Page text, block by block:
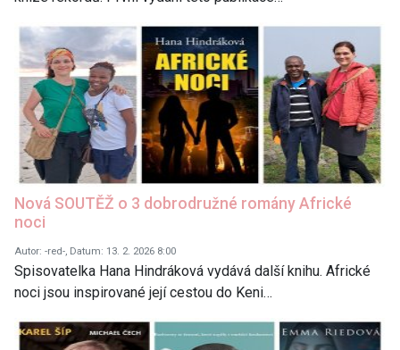
Nová SOUTĚŽ o 3 dobrodružné romány Africké
noci
Autor: -red-, Datum: 13. 2. 2026 8:00
Spisovatelka Hana Hindráková vydává další knihu. Africké
noci jsou inspirované její cestou do Keni…